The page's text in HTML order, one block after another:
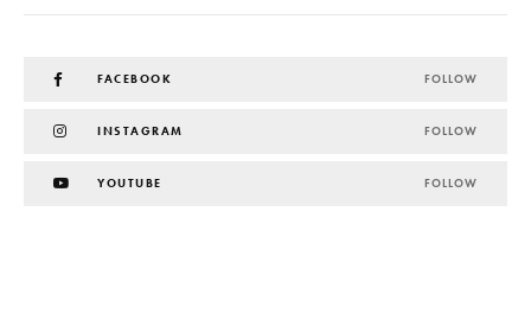
FACEBOOK FOLLOW
INSTAGRAM FOLLOW
YOUTUBE FOLLOW